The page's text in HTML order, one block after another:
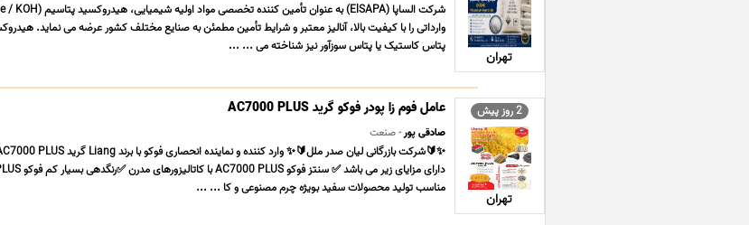
تهران
وارداتی را با کیفیت بالا، آنالیز معتبر و شرایط تأمین مطمئن به صنایع مختلف کشور عرضه می نماید.
پتاس کاستیک یا پتاس سوزآور نیز شناخته می ... ...
2 روز پیش
تهران
عامل فوم زا پودر فوکو گرید AC7000 PLUS
صادقی پور- صنعت
مناسب تولید محصولات سفید بویژه چرم مصنوعی و کا ... ...